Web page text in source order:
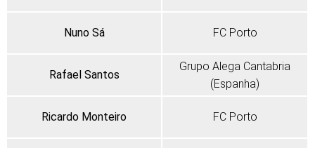
Nuno Sá FC Porto
Rafael Santos
Grupo Alega Cantabria
(Espanha)
Ricardo Monteiro FC Porto